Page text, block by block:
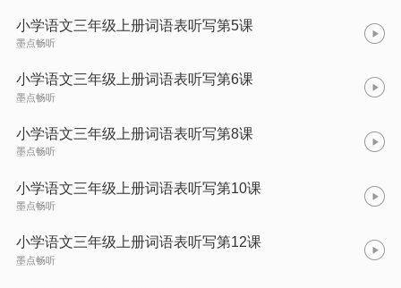
小学语文三年级上册词语表听写第5课
墨点畅听
小学语文三年级上册词语表听写第6课
墨点畅听
小学语文三年级上册词语表听写第8课
墨点畅听
小学语文三年级上册词语表听写第10课
墨点畅听
小学语文三年级上册词语表听写第12课
墨点畅听